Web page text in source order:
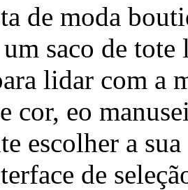
de moda
saco de
lidar com a
cor, eo
escolher a
de